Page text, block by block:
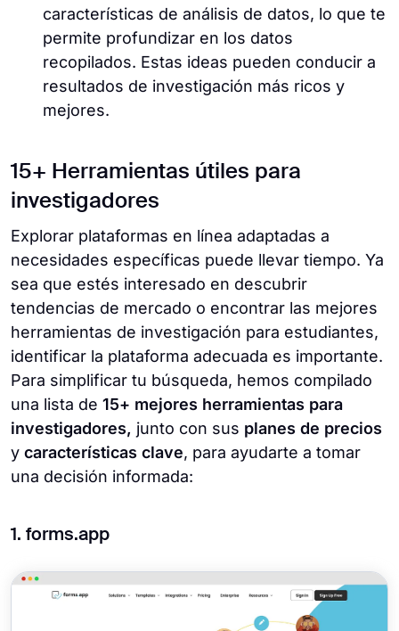
características de análisis de datos, lo que te
permite profundizar en los datos
recopilados. Estas ideas pueden conducir a
resultados de investigación más ricos y
mejores.
15+ Herramientas útiles para
investigadores
Explorar plataformas en línea adaptadas a
necesidades específicas puede llevar tiempo. Ya
sea que estés interesado en descubrir
tendencias de mercado o encontrar las mejores
herramientas de investigación para estudiantes,
identificar la plataforma adecuada es importante.
Para simplificar tu búsqueda, hemos compilado
una lista de 15+ mejores herramientas para
investigadores, junto con sus planes de precios
y características clave, para ayudarte a tomar
una decisión informada:
1. forms.app